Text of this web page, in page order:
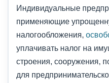
Индивидуальные
применяющие
налогообложения,
уплачивать налог на
строения, сооружения,
для